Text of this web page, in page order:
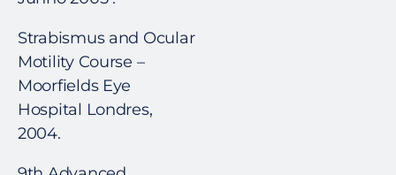
Strabismus and Ocular
Motility Course –
Moorfields Eye
Hospital Londres,
2004.